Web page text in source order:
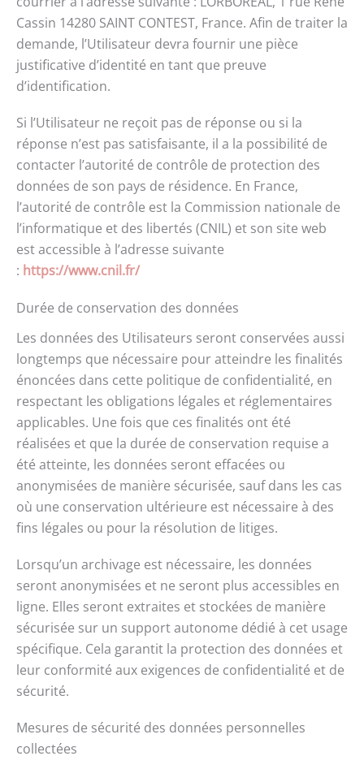
Cassin 14280 SAINT CONTEST, France. Afin de traiter la
demande, l’Utilisateur devra fournir une pièce
justificative d’identité en tant que preuve
d’identification.
Si l’Utilisateur ne reçoit pas de réponse ou si la
réponse n’est pas satisfaisante, il a la possibilité de
contacter l’autorité de contrôle de protection des
données de son pays de résidence. En France,
l’autorité de contrôle est la Commission nationale de
l’informatique et des libertés (CNIL) et son site web
est accessible à l’adresse suivante
: https://www.cnil.fr/
Durée de conservation des données
Les données des Utilisateurs seront conservées aussi
longtemps que nécessaire pour atteindre les finalités
énoncées dans cette politique de confidentialité, en
respectant les obligations légales et réglementaires
applicables. Une fois que ces finalités ont été
réalisées et que la durée de conservation requise a
été atteinte, les données seront effacées ou
anonymisées de manière sécurisée, sauf dans les cas
où une conservation ultérieure est nécessaire à des
fins légales ou pour la résolution de litiges.
Lorsqu’un archivage est nécessaire, les données
seront anonymisées et ne seront plus accessibles en
ligne. Elles seront extraites et stockées de manière
sécurisée sur un support autonome dédié à cet usage
spécifique. Cela garantit la protection des données et
leur conformité aux exigences de confidentialité et de
sécurité.
Mesures de sécurité des données personnelles
collectées